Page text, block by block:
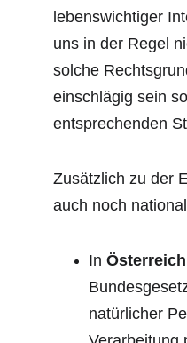
lebenswichtiger
uns in der Regel
solche
einschlägig sein
entsprechenden
Zusätzlich zu der
auch noch
In Österreich
natürlicher